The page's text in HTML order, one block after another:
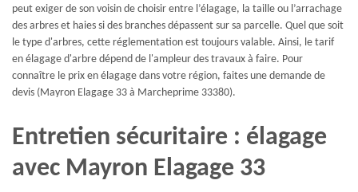
peut exiger de son voisin de choisir entre l’élagage, la taille ou l’arrachage
des arbres et haies si des branches dépassent sur sa parcelle. Quel que soit
le type d'arbres, cette réglementation est toujours valable. Ainsi, le tarif
en élagage d'arbre dépend de l'ampleur des travaux à faire. Pour
connaître le prix en élagage dans votre région, faites une demande de
devis (Mayron Elagage 33 à Marcheprime 33380).
Entretien sécuritaire : élagage
avec Mayron Elagage 33